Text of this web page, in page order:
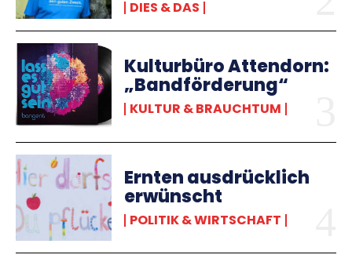
DIES & DAS
Kulturbüro Attendorn:
„Bandförderung“
KULTUR & BRAUCHTUM
Ernten ausdrücklich
erwünscht
POLITIK & WIRTSCHAFT